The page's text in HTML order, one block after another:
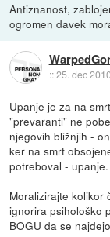
Antiznanost,
ogromen davek
::25. dec
Upanje je za na
"prevaranti" ne
njegovih bližnjih -
ker na smrt
potreboval - upanje.
Moralizirajte kolikor
ignorira psihološko
BOGU da se